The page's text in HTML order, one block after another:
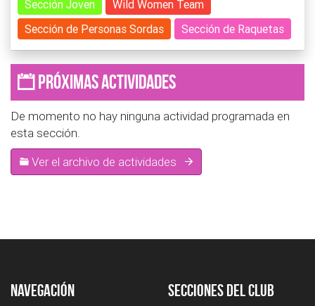
Sección Joven
Wild Women Team
Sección de Personas Sordas
Sección de Raquetas
Próximas actividades
De momento no hay ninguna actividad programada en
esta sección.
Ver el archivo de actividades
Navegación Secciones del club